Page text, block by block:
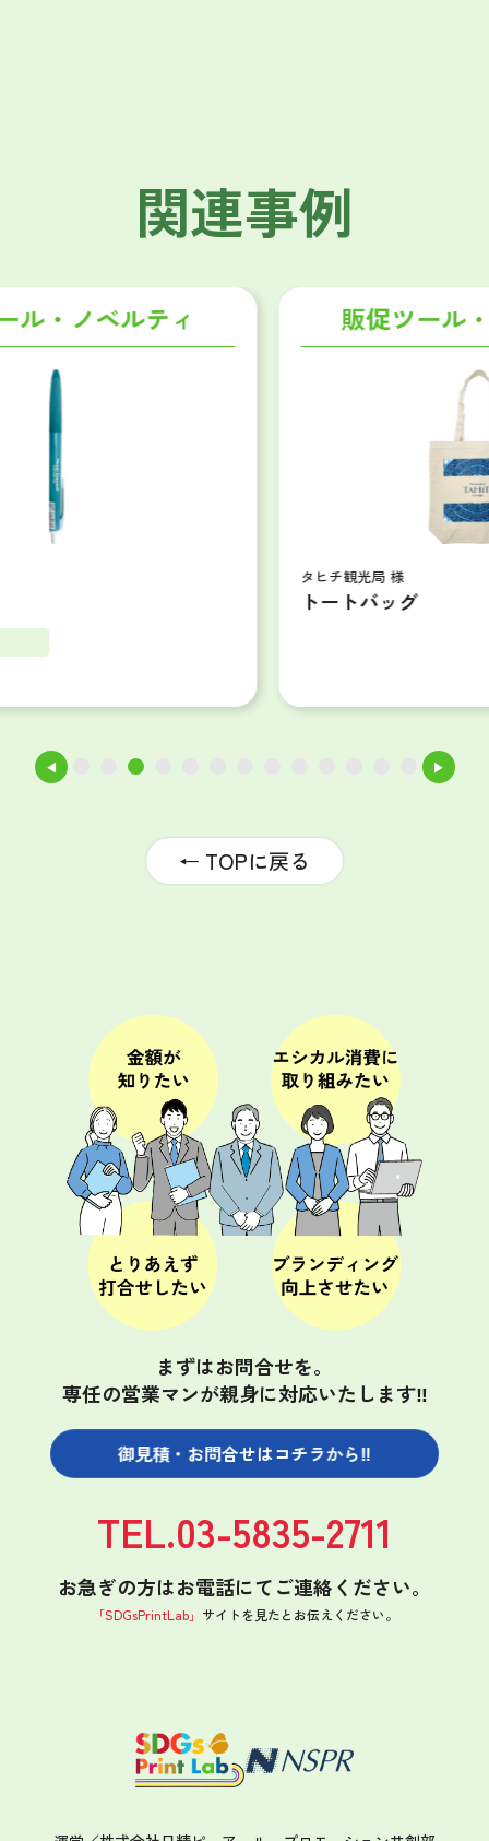
関連事例
販促ツール・ノベルティ
◀ ▶
3
← TOPに戻る
まずはお問合せを。
専任の営業マンが親身に対応いたします‼
御見積・お問合せはコチラから‼
お急ぎの方はお電話にてご連絡ください。
TEL.03-5835-2711
「SDGsPrintLab」 サイトを見たと お伝えください。